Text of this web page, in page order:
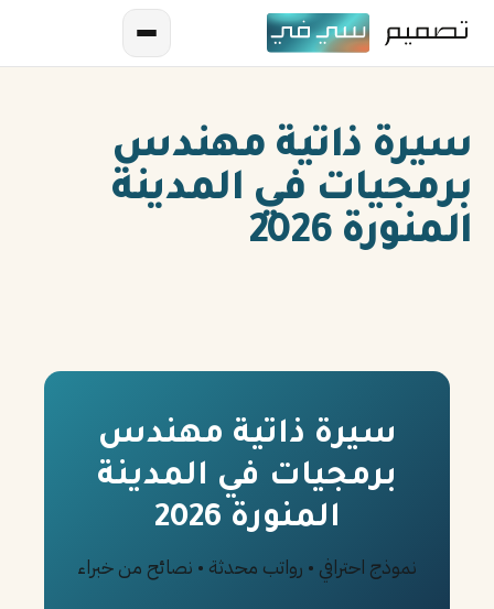
FR
IN
PT
TL
سيرة ذاتية مهندس
برمجيات في المدينة
المنورة 2026
سيرة ذاتية مهندس
برمجيات في المدينة
المنورة 2026
نموذج احترافي • رواتب محدثة • نصائح من خبراء